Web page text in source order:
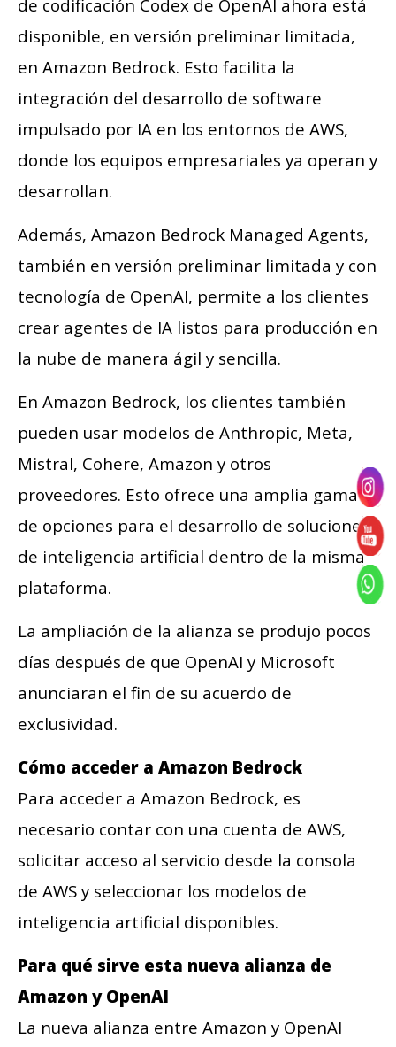
de codificación Codex de OpenAI ahora está
disponible, en versión preliminar limitada,
en Amazon Bedrock. Esto facilita la
integración del desarrollo de software
impulsado por IA en los entornos de AWS,
donde los equipos empresariales ya operan y
desarrollan.
Además, Amazon Bedrock Managed Agents,
también en versión preliminar limitada y con
tecnología de OpenAI, permite a los clientes
crear agentes de IA listos para producción en
la nube de manera ágil y sencilla.
En Amazon Bedrock, los clientes también
pueden usar modelos de Anthropic, Meta,
Mistral, Cohere, Amazon y otros
proveedores. Esto ofrece una amplia gama
de opciones para el desarrollo de soluciones
de inteligencia artificial dentro de la misma
plataforma.
La ampliación de la alianza se produjo pocos
días después de que OpenAI y Microsoft
anunciaran el fin de su acuerdo de
exclusividad.
Cómo acceder a Amazon Bedrock
Para acceder a Amazon Bedrock, es
necesario contar con una cuenta de AWS,
solicitar acceso al servicio desde la consola
de AWS y seleccionar los modelos de
inteligencia artificial disponibles.
Para qué sirve esta nueva alianza de
Amazon y OpenAI
La nueva alianza entre Amazon y OpenAI